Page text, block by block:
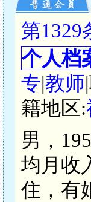
第1329
个人档
专|教师
籍地区:
男，
均月收
住，有